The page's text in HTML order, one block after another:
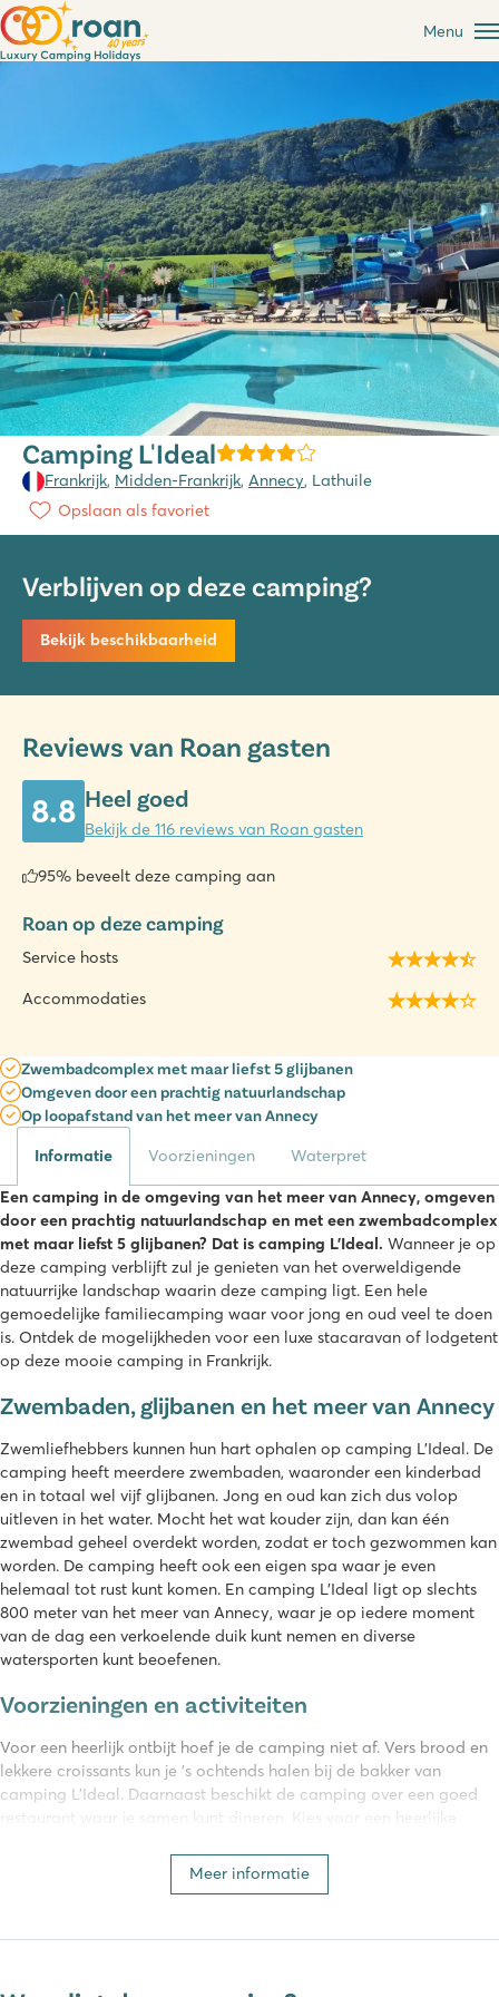
Menu
Camping L'Ideal
Frankrijk, Midden-Frankrijk, Annecy, Lathuile
Opslaan als favoriet
Verblijven op deze camping?
Bekijk beschikbaarheid
Reviews van Roan gasten
8.8 Heel goed
Bekijk de 116 reviews van Roan gasten
95% beveelt deze camping aan
Roan op deze camping
Service hosts
Accommodaties
Zwembadcomplex met maar liefst 5 glijbanen
Omgeven door een prachtig natuurlandschap
Op loopafstand van het meer van Annecy
Informatie Voorzieningen Waterpret
Een camping in de omgeving van het meer van Annecy, omgeven
door een prachtig natuurlandschap en met een zwembadcomplex
met maar liefst 5 glijbanen? Dat is camping L’Ideal. Wanneer je op
deze camping verblijft zul je genieten van het overweldigende
natuurrijke landschap waarin deze camping ligt. Een hele
gemoedelijke familiecamping waar voor jong en oud veel te doen
is. Ontdek de mogelijkheden voor een luxe stacaravan of lodgetent
op deze mooie camping in Frankrijk.
Zwembaden, glijbanen en het meer van Annecy
Zwemliefhebbers kunnen hun hart ophalen op camping L’Ideal. De
camping heeft meerdere zwembaden, waaronder een kinderbad
en in totaal wel vijf glijbanen. Jong en oud kan zich dus volop
uitleven in het water. Mocht het wat kouder zijn, dan kan één
zwembad geheel overdekt worden, zodat er toch gezwommen kan
worden. De camping heeft ook een eigen spa waar je even
helemaal tot rust kunt komen. En camping L’Ideal ligt op slechts
800 meter van het meer van Annecy, waar je op iedere moment
van de dag een verkoelende duik kunt nemen en diverse
watersporten kunt beoefenen.
Voorzieningen en activiteiten
Voor een heerlijk ontbijt hoef je de camping niet af. Vers brood en
lekkere croissants kun je ’s ochtends halen bij de bakker van
camping L’Ideal. Daarnaast beschikt de camping over een goed
restaurant waar je samen kunt dineren. Kies voor een heerlijke
Qua activiteiten is er zowel overdag als ’s avonds veel te beleven.
en een minigolfbaan.
Meer informatie